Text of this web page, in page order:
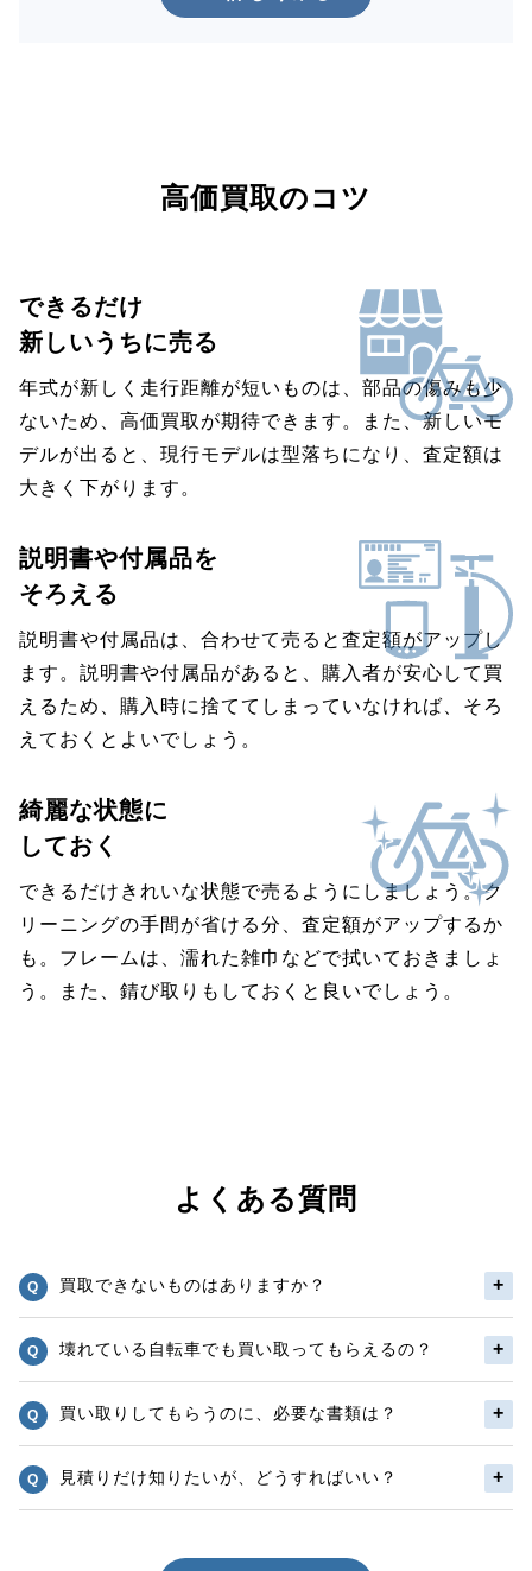
高価買取のコツ
できるだけ
新しいうちに売る
年式が新しく走行距離が短いものは、部品の傷みも少
ないため、高価買取が期待できます。また、新しいモ
デルが出ると、現行モデルは型落ちになり、査定額は
大きく下がります。
説明書や付属品を
そろえる
説明書や付属品は、合わせて売ると査定額がアップし
ます。説明書や付属品があると、購入者が安心して買
えるため、購入時に捨ててしまっていなければ、そろ
えておくとよいでしょう。
綺麗な状態に
しておく
できるだけきれいな状態で売るようにしましょう。ク
リーニングの手間が省ける分、査定額がアップするか
も。フレームは、濡れた雑巾などで拭いておきましょ
う。また、錆び取りもしておくと良いでしょう。
よくある質問
買取できないものはありますか？
壊れている自転車でも買い取ってもらえるの？
買い取りしてもらうのに、必要な書類は？
見積りだけ知りたいが、どうすればいい？